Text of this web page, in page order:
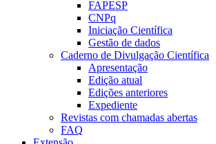
FAPESP
CNPq
Iniciação Científica
Gestão de dados
Caderno de Divulgação Científica
Apresentação
Edição atual
Edições anteriores
Expediente
Revistas com chamadas abertas
FAQ